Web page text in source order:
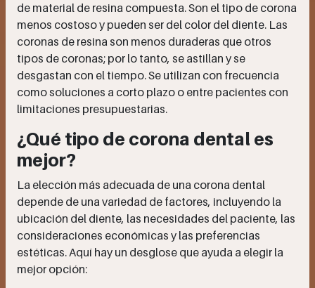
de material de resina compuesta. Son el tipo de corona
menos costoso y pueden ser del color del diente. Las
coronas de resina son menos duraderas que otros
tipos de coronas; por lo tanto, se astillan y se
desgastan con el tiempo. Se utilizan con frecuencia
como soluciones a corto plazo o entre pacientes con
limitaciones presupuestarias.
¿Qué tipo de corona dental es
mejor?
La elección más adecuada de una corona dental
depende de una variedad de factores, incluyendo la
ubicación del diente, las necesidades del paciente, las
consideraciones económicas y las preferencias
estéticas. Aquí hay un desglose que ayuda a elegir la
mejor opción: